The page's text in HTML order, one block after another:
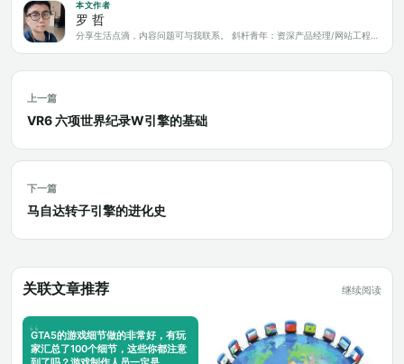
本文作者
罗 哲
上一篇
VR6 六项世界纪录W引擎的基础
下一篇
马自达转子引擎的进化史
关联文章推荐 继续阅读
GTA5的游戏细节做的非常好，有玩
家汇总了100个细节，这些你都注意